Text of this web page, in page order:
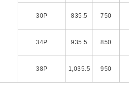
30P
835.5 750
34P
935.5 850
38P
1,035.5 950